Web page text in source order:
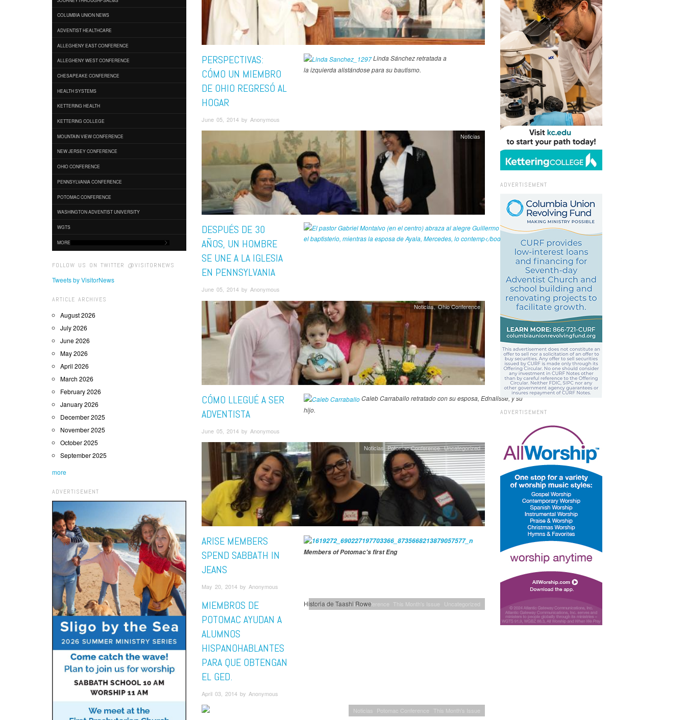
COLUMBIA UNION NEWS
ADVENTIST HEALTHCARE
ALLEGHENY EAST CONFERENCE
ALLEGHENY WEST CONFERENCE
CHESAPEAKE CONFERENCE
HEALTH SYSTEMS
KETTERING HEALTH
KETTERING COLLEGE
MOUNTAIN VIEW CONFERENCE
NEW JERSEY CONFERENCE
OHIO CONFERENCE
PENNSYLVANIA CONFERENCE
POTOMAC CONFERENCE
WASHINGTON ADVENTIST UNIVERSITY
WGTS
MORE
FOLLOW US ON TWITTER @VISITORNEWS
Tweets by VisitorNews
ARTICLE ARCHIVES
August 2026
July 2026
June 2026
May 2026
April 2026
March 2026
February 2026
January 2026
December 2025
November 2025
October 2025
September 2025
more
ADVERTISEMENT
PERSPECTIVAS:
CÓMO UN MIEMBRO
DE OHIO REGRESÓ AL
HOGAR
June 05, 2014 by Anonymous
Linda Sánchez retratada a
la izquierda alistándose para su bautismo.
Noticias
DESPUÉS DE 30
AÑOS, UN HOMBRE
SE UNE A LA IGLESIA
EN PENNSYLVANIA
June 05, 2014 by Anonymous
Noticias Ohio Conference
CÓMO LLEGUÉ A SER
ADVENTISTA
June 05, 2014 by Anonymous
Caleb Carraballo retratado con su esposa, Ednalisse, y su
hijo.
Noticias Potomac Conference Uncategorized
ARISE MEMBERS
SPEND SABBATH IN
JEANS
May 20, 2014 by Anonymous
Members of Potomac's first Eng
Noticias Potomac Conference This Month's Issue Uncategorized
MIEMBROS DE
POTOMAC AYUDAN A
ALUMNOS
HISPANOHABLANTES
PARA QUE OBTENGAN
EL GED.
April 03, 2014 by Anonymous
Historia de Taashi Rowe
Noticias Potomac Conference This Month's Issue
ADVERTISEMENT
ADVERTISEMENT